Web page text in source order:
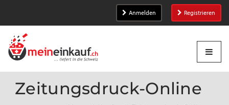
Anmelden Registrieren
Zeitungsdruck-Online